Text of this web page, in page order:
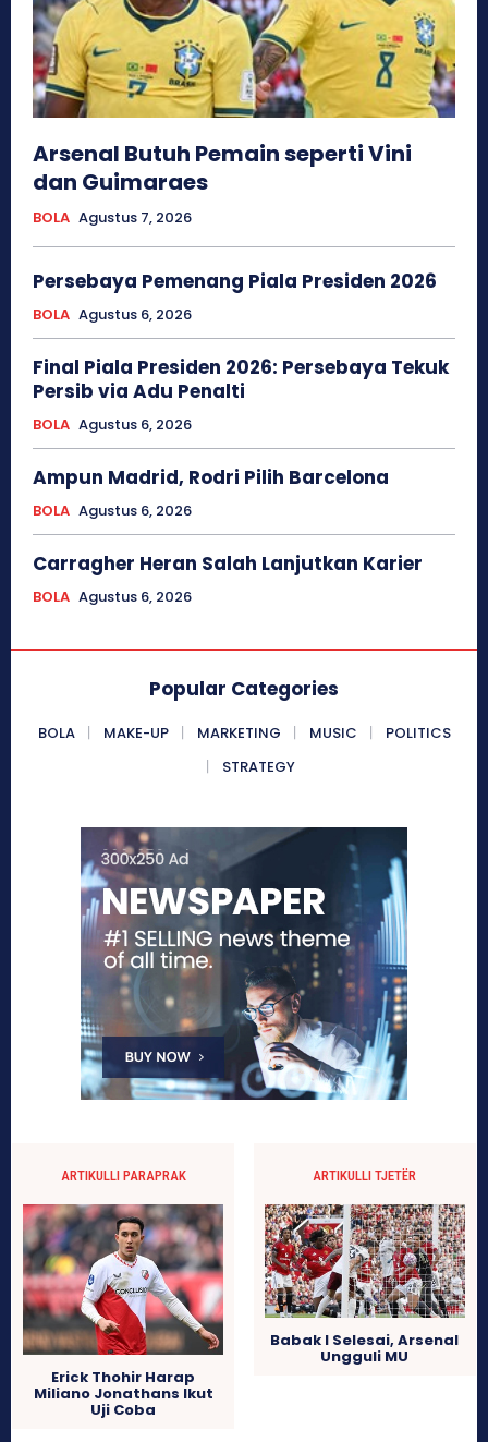
Arsenal Butuh Pemain seperti Vini
dan Guimaraes
BOLA Agustus 7, 2026
Persebaya Pemenang Piala Presiden 2026
BOLA Agustus 6, 2026
Final Piala Presiden 2026: Persebaya Tekuk
Persib via Adu Penalti
BOLA Agustus 6, 2026
Ampun Madrid, Rodri Pilih Barcelona
BOLA Agustus 6, 2026
Carragher Heran Salah Lanjutkan Karier
BOLA Agustus 6, 2026
Popular Categories
BOLA MAKE-UP MARKETING MUSIC
POLITICS
STRATEGY
ARTIKULLI PARAPRAK
Erick Thohir Harap
Miliano Jonathans Ikut
Uji Coba
ARTIKULLI TJETËR
Babak I Selesai, Arsenal
Ungguli MU